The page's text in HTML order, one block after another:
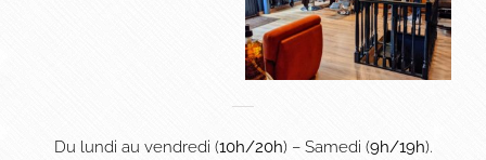
Du lundi au vendredi (10h/20h) – Samedi (9h/19h).